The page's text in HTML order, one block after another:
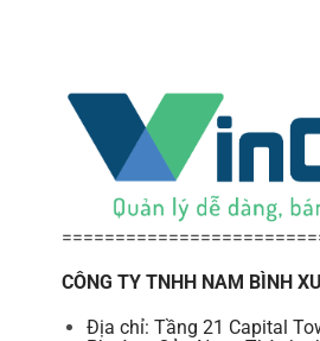
CÔNG TY TNHH NAM BÌNH
Địa chỉ: Tầng 21 Capital